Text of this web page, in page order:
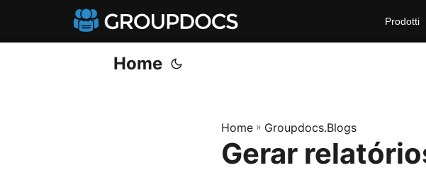
Prodotti
Home
Home » Groupdocs.Blogs
Gerar